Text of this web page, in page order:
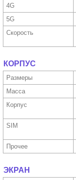
4G
5G
Скорость
КОРПУС
Размеры
Масса
Корпус
SIM
Прочее
ЭКРАН